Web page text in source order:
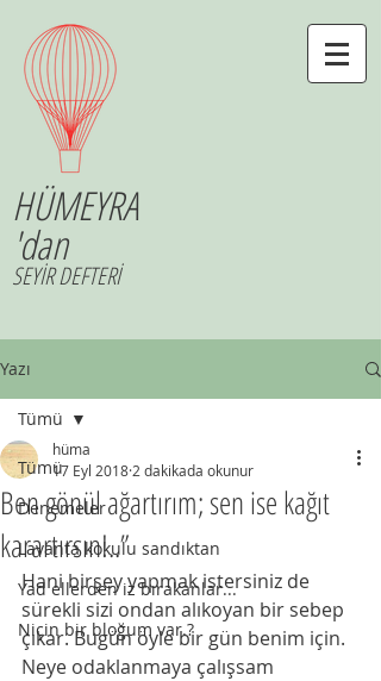
HÜMEYRA
'dan
SEYİR DEFTERİ
Yazı
Tümü
Denemeler
Lavanta kokulu sandıktan
Yad ellerden iz bırakanlar...
Niçin bir bloğum var.?
Tümü
Ben gönül ağartırım; sen ise kağıt
karartırsın!..”
hüma
17 Eyl 2018 2 dakikada okunur
Hani birşey yapmak istersiniz de
sürekli sizi ondan alıkoyan bir sebep
çıkar. Bugün öyle bir gün benim için.
Neye odaklanmaya çalışsam